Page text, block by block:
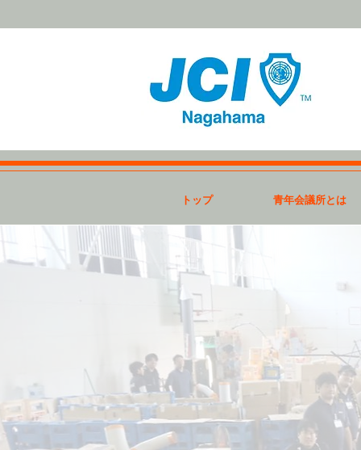
トップ 青年会議所とは